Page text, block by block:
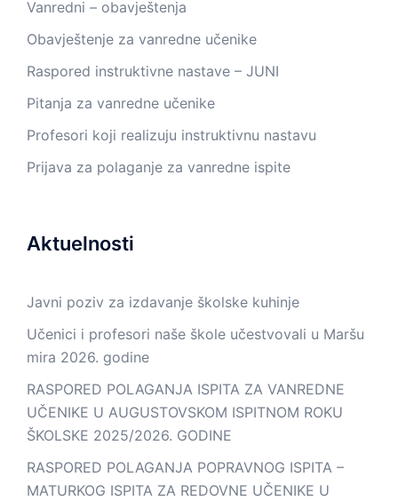
Vanredni – obavještenja
Obavještenje za vanredne učenike
Raspored instruktivne nastave – JUNI
Pitanja za vanredne učenike
Profesori koji realizuju instruktivnu nastavu
Prijava za polaganje za vanredne ispite
Aktuelnosti
Javni poziv za izdavanje školske kuhinje
Učenici i profesori naše škole učestvovali u Maršu
mira 2026. godine
RASPORED POLAGANJA ISPITA ZA VANREDNE
UČENIKE U AUGUSTOVSKOM ISPITNOM ROKU
ŠKOLSKE 2025/2026. GODINE
RASPORED POLAGANJA POPRAVNOG ISPITA –
MATURKOG ISPITA ZA REDOVNE UČENIKE U